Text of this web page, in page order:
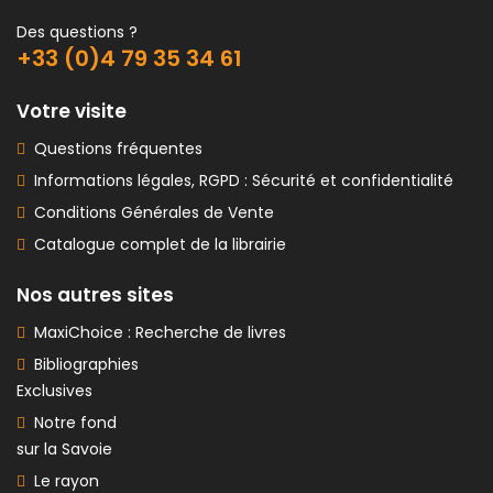
Des questions ?
+33 (0)4 79 35 34 61
Votre visite
Questions fréquentes
Informations légales, RGPD : Sécurité et confidentialité
Conditions Générales de Vente
Catalogue complet de la librairie
Nos autres sites
MaxiChoice : Recherche de livres
Bibliographies
Exclusives
Notre fond
sur la Savoie
Le rayon